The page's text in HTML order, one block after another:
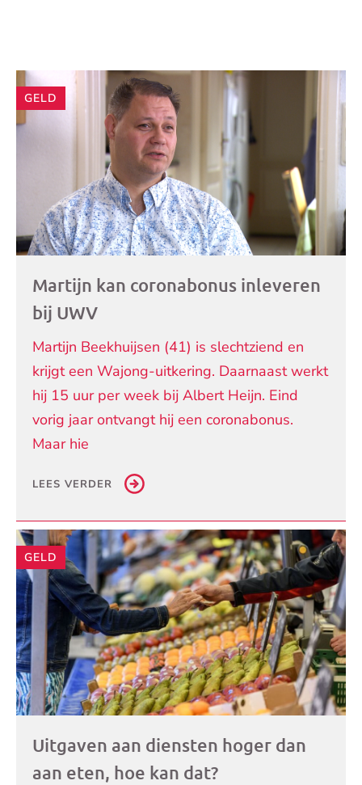
Andere
artikelen
GELD
Martijn kan coronabonus inleveren
bij UWV
Martijn Beekhuijsen (41) is slechtziend en
krijgt een Wajong-uitkering. Daarnaast werkt
hij 15 uur per week bij Albert Heijn. Eind
vorig jaar ontvangt hij een coronabonus.
Maar hie
LEES VERDER
GELD
Uitgaven aan diensten hoger dan
aan eten, hoe kan dat?